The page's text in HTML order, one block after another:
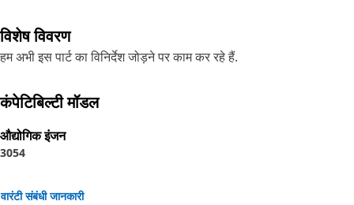
विशेष विवरण
हम अभी इस पार्ट का विनिर्देश जोड़ने पर काम कर रहे हैं.
कंपेटिबिल्टी मॉडल
औद्योगिक इंजन
3054
वारंटी संबंधी जानकारी